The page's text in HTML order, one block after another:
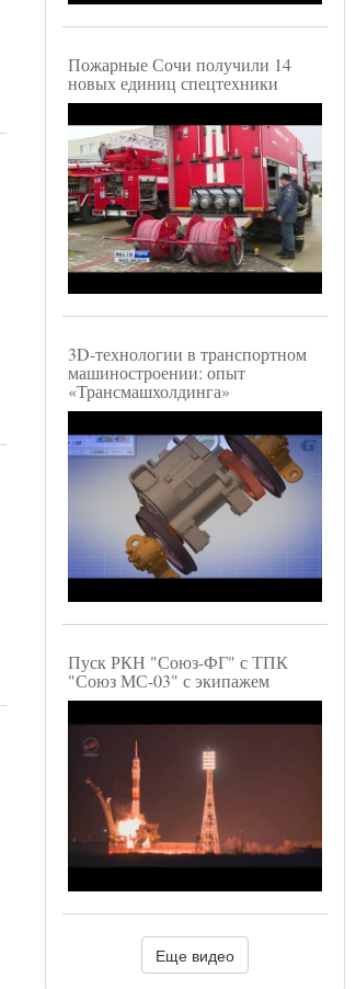
Пожарные Сочи получили 14
новых единиц спецтехники
3D-технологии в транспортном
машиностроении: опыт
«Трансмашхолдинга»
Пуск РКН "Союз-ФГ" с ТПК
"Союз МС-03" с экипажем
Еще видео